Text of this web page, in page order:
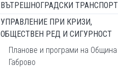
ВЪТРЕШНОГРАДСКИ ТРАНСПОРТ
УПРАВЛЕНИЕ ПРИ КРИЗИ,
ОБЩЕСТВЕН РЕД И СИГУРНОСТ
Планове и програми на Община
Габрово